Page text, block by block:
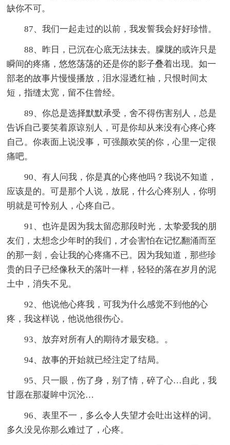
缺你不可。
87、我们一起走过的以前，我发誓我会好好珍惜。
88、昨日，已沉在心底无法抹去。朦胧的或许只是
瞬间的疼痛，悠悠荡荡的还是你的影子叠着出现。如一
部老的故事片慢慢播放，泪水湿透红袖，只恨时间太
短，指缝太宽，留不住曾经。
89、你总是选择默默承受，舍不得伤害别人，总是
告诉自己要笑着原谅别人，可是你却从来没有心疼心疼
自己。你表面上说没事，可强颜欢笑的你，心里一定很
痛吧。
90、有人问我，你是真的心疼他吗？我说不知道，
应该是的。可是那个人说，放屁，什么心疼别人，你明
明就是可怜别人，心疼自己。
91、也许是因为我太留恋那段时光，太挚爱我的朋
友们，太想念少年时的我们，才会害怕在记忆翻涌而至
的那一刻，会让我的心疼痛不已。因为我知道，那些珍
贵的日子已经像秋天的落叶一样，轻轻的落在岁月的泥
土中，消失不见。
92、他说他心疼我，可我为什么感觉不到他的心
疼，我这样说，他说他很伤心。
93、放弃对所有人的期待才最安稳。。
94、故事的开始就已经注定了结局。
95、只一眼，伤了身，别了情，碎了心…自此，我
甘愿在那凝眸中沉沦…
96、表里不一，多么令人失望才会吐出这样的词。
多久没见你那么难过了，心疼。